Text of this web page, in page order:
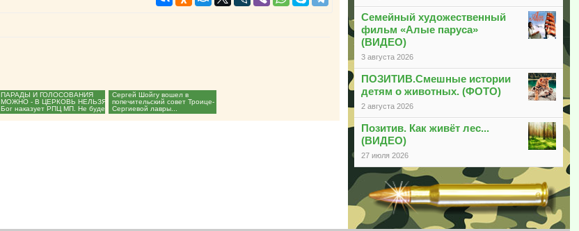
Семейный художественный
фильм «Алые паруса»
(ВИДЕО)
3 августа 2026
ПОЗИТИВ.Смешные истории
детям о животных. (ФОТО)
2 августа 2026
Позитив. Как живёт лес...
(ВИДЕО)
27 июля 2026
ПАРАДЫ И ГОЛОСОВАНИЯ
МОЖНО - В ЦЕРКОВЬ НЕЛЬЗЯ!
Бог наказует РПЦ МП. Не будет
празднества памяти...
Сергей Шойгу вошел в
попечительский совет Троице-
Сергиевой лавры...